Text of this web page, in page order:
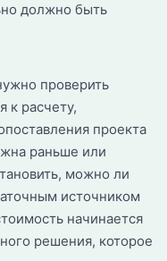
должно быть
проверить
к расчету,
проекта
раньше или
можно ли
источником
начинается
решения, которое